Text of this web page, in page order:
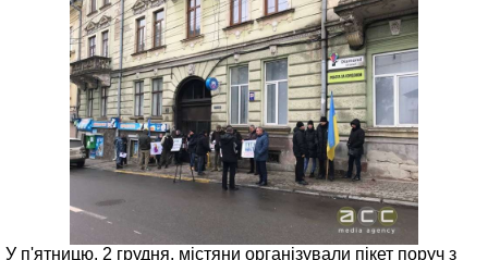
У п'ятницю, 2 грудня, містяни організували пікет поруч з